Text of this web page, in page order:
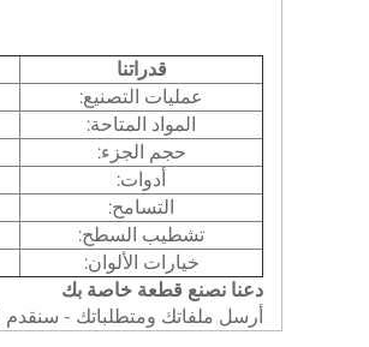
قدراتنا
عمليات التصنيع:
المواد المتاحة:
حجم الجزء:
أدوات:
التسامح:
تشطيب السطح:
خيارات الألوان:
دعنا نصنع قطعة خاصة بك
أرسل ملفاتك ومتطلباتك - سنقدم لك